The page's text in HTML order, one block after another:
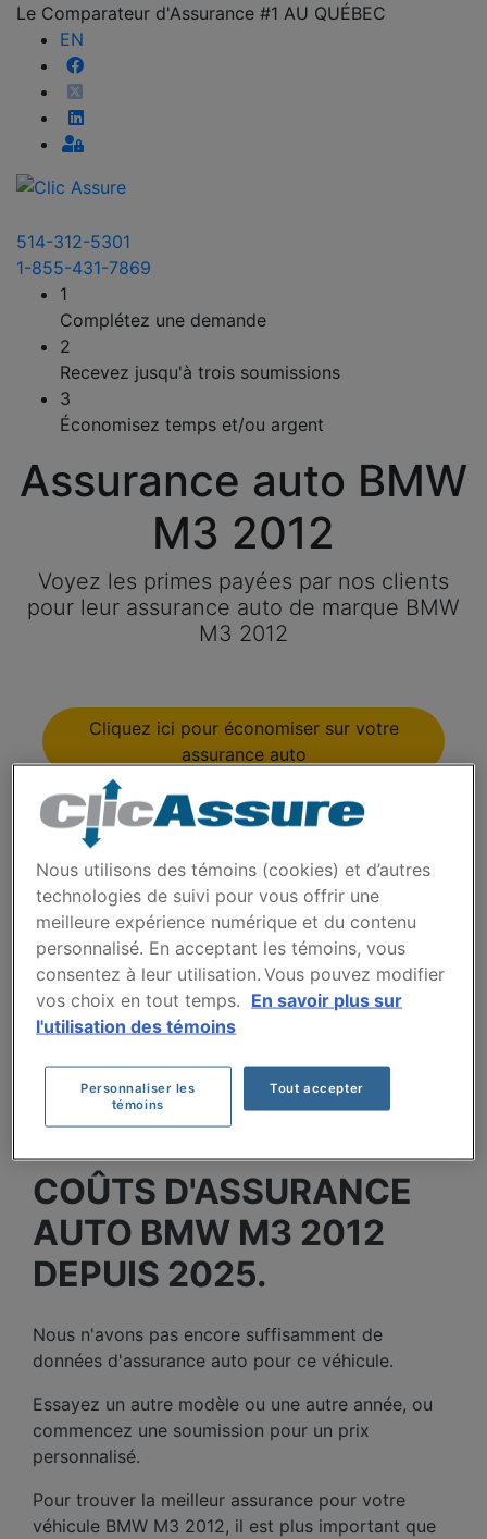
Le Comparateur d'Assurance #1 AU QUÉBEC
EN
514-312-5301
1-855-431-7869
1
Complétez une demande
2
Recevez jusqu'à trois soumissions
3
Économisez temps et/ou argent
Assurance auto BMW
M3 2012
Voyez les primes payées par nos clients
pour leur assurance auto de marque BMW
M3 2012
Cliquez ici pour économiser sur votre
assurance auto
Modèles disponibles
Année
Villes
COÛTS D'ASSURANCE
AUTO BMW M3 2012
DEPUIS 2025.
Nous n'avons pas encore suffisamment de
données d'assurance auto pour ce véhicule.
Essayez un autre modèle ou une autre année, ou
commencez une soumission pour un prix
personnalisé.
Pour trouver la meilleur assurance pour votre
véhicule BMW M3 2012, il est plus important que
Nous utilisons des témoins (cookies) et d’autres
technologies de suivi pour vous offrir une
meilleure expérience numérique et du contenu
personnalisé. En acceptant les témoins, vous
consentez à leur utilisation. Vous pouvez modifier
vos choix en tout temps. En savoir plus sur
l'utilisation des témoins
Personnaliser les
témoins
Tout accepter